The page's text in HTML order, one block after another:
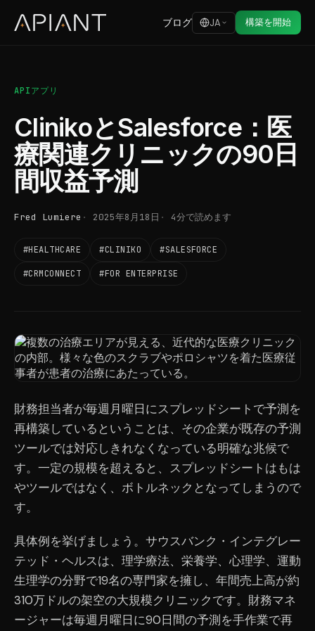
ブログ JA 構築を開始
APIアプリ
ClinikoとSalesforce：医
療関連クリニックの90日
間収益予測
Fred Lumiere 2025年8月18日 4分で読めます
#HEALTHCARE #CLINIKO #SALESFORCE
#CRMCONNECT #FOR ENTERPRISE
財務担当者が毎週月曜日にスプレッドシートで予測を
再構築しているということは、その企業が既存の予測
ツールでは対応しきれなくなっている明確な兆候で
す。一定の規模を超えると、スプレッドシートはもは
やツールではなく、ボトルネックとなってしまうので
す。
具体例を挙げましょう。サウスバンク・インテグレー
テッド・ヘルスは、理学療法、栄養学、心理学、運動
生理学の分野で19名の専門家を擁し、年間売上高が約
310万ドルの架空の大規模クリニックです。財務マネ
ージャーは毎週月曜日に90日間の予測を手作業で再